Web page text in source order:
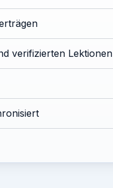
verifizierten Lektionen